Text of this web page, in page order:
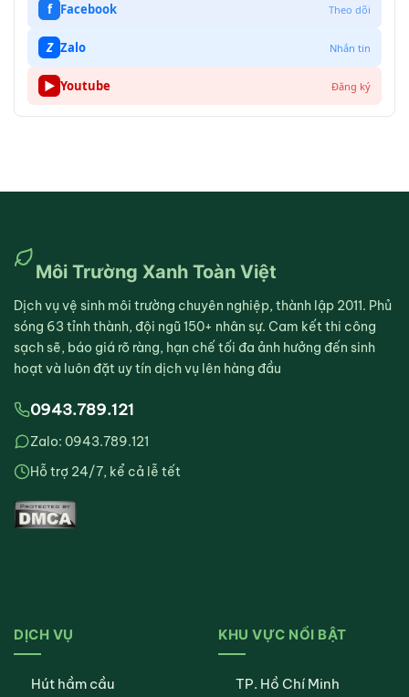
f Facebook Theo dõi
Z Zalo Nhắn tin
▶ Youtube Đăng ký
Môi Trường Xanh Toàn Việt
Dịch vụ vệ sinh môi trường chuyên nghiệp, thành lập 2011. Phủ
sóng 63 tỉnh thành, đội ngũ 150+ nhân sự. Cam kết thi công
sạch sẽ, báo giá rõ ràng, hạn chế tối đa ảnh hưởng đến sinh
hoạt và luôn đặt uy tín dịch vụ lên hàng đầu
0943.789.121
Zalo: 0943.789.121
Hỗ trợ 24/7, kể cả lễ tết
DỊCH VỤ
Hút hầm cầu
KHU VỰC NỔI BẬT
TP. Hồ Chí Minh